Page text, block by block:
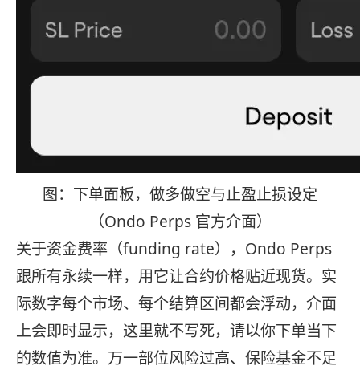
图：下单面板，做多做空与止盈止损设定
（Ondo Perps 官方介面）
关于资金费率（funding rate），Ondo Perps
跟所有永续一样，用它让合约价格贴近现货。实
际数字每个市场、每个结算区间都会浮动，介面
上会即时显示，这里就不写死，请以你下单当下
的数值为准。万一部位风险过高、保险基金不足